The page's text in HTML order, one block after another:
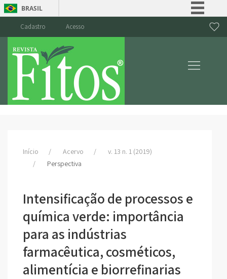
BRASIL
Canais
Cadastro Acesso
Início Acervo
v. 13 n. 1 (2019)
Perspectiva
Intensificação de processos e
química verde: importância
para as indústrias
farmacêutica, cosméticos,
alimentícia e biorrefinarias